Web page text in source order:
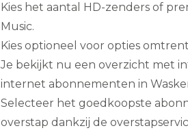
Kies het aantal HD-zenders of
Music.
Kies optioneel voor opties
Je bekijkt nu een overzicht met
internet abonnementen in
Selecteer het goedkoopste
overstap dankzij de